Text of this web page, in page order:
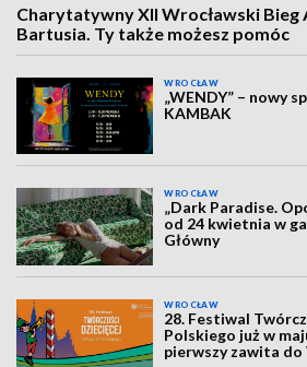
Charytatywny XII Wrocławski Bieg
Bartusia. Ty także możesz pomóc
WROCŁAW
„WENDY” – nowy
KAMBAK
WROCŁAW
„Dark Paradise.
od 24 kwietnia w
Główny
WROCŁAW
28. Festiwal
Polskiego już w
pierwszy zawita do